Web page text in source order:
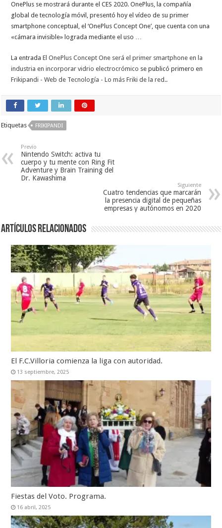
OnePlus se mostrará durante el CES 2020. OnePlus, la compañía
global de tecnología móvil, presentó hoy el vídeo de su primer
smartphone conceptual, el ‘OnePlus Concept One’, que cuenta con una
«cámara invisible» lograda mediante el uso …
La entradaEl OnePlus Concept One será el primer smartphone en la
industria en incorporar vidrio electrocrómico se publicó primero en
Frikipandi - Web de Tecnología - Lo más Friki de la red..
Etiquetas FRIKIPANDI
Previo
Nintendo Switch: activa tu
cuerpo y tu mente con Ring Fit
Adventure y Brain Training del
Dr. Kawashima
Siguiente
Cuatro tendencias que marcarán
la presencia digital de pequeñas
empresas y autónomos en 2020
Artículos relacionados
El F.C.Villoria comienza la liga con autoridad.
13 septiembre, 2025
Fiestas del Voto. Programa.
16 abril, 2025